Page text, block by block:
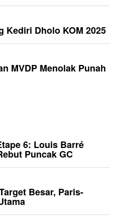
Kediri Dholo KOM 2025
MVDP Menolak Punah
6: Louis Barré
Puncak GC
Besar, Paris-